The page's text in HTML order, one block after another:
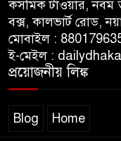
কসমিক টাওয়ার, নবম
বক্স, কালভার্ট রোড,
মোবাইল :
ই-মেইল :
প্রয়োজনীয় লিঙ্ক
Blog Home